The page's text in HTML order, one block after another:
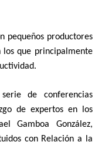
pequeños productores
los que principalmente
de conferencias
de expertos en los
Gamboa González,
con Relación a la